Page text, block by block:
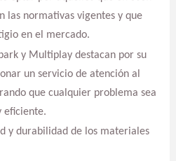
las normativas vigentes y que
en el mercado.
y Multiplay destacan por su
un servicio de atención al
que cualquier problema sea
eficiente.
y durabilidad de los materiales